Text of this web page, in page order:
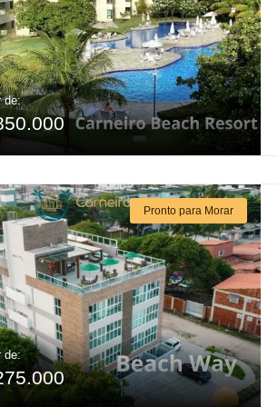
de:
Pronto para Morar
de: